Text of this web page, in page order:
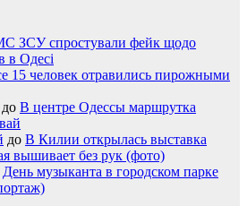
ЗСУ спростували фейк щодо
в Одесі
15 человек отравились пирожными
до В центре Одессы маршрутка
до В Килии открылась выставка
вышивает без рук (фото)
День музыканта в городском парке